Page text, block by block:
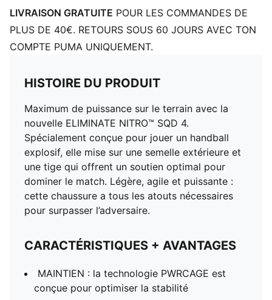
optimaux pour les sports à fort impact
Doublure : textile
Surface : En salle
LIVRAISON GRATUITE POUR LES COMMANDES DE
PLUS DE 40€. RETOURS SOUS 60 JOURS AVEC TON
COMPTE PUMA UNIQUEMENT.
HISTOIRE DU PRODUIT
Maximum de puissance sur le terrain avec la
nouvelle ELIMINATE NITRO™ SQD 4.
Spécialement conçue pour jouer un handball
explosif, elle mise sur une semelle extérieure et
une tige qui offrent un soutien optimal pour
dominer le match. Légère, agile et puissante :
cette chaussure a tous les atouts nécessaires
pour surpasser l’adversaire.
CARACTÉRISTIQUES + AVANTAGES
MAINTIEN : la technologie PWRCAGE est
conçue pour optimiser la stabilité